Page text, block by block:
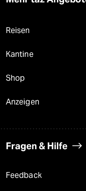
Reisen
Kantine
Shop
Anzeigen
Fragen & Hilfe
Feedback